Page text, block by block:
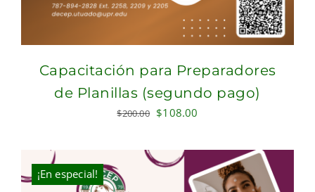
Capacitación para Preparadores
de Planillas (segundo pago)
$200.00 Original
$200.00.
$108.00
is:
$108.00.
¡En especial!